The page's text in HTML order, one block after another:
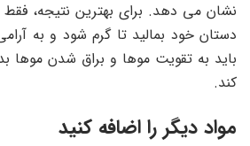
نشان می دهد. برای بهترین نتیجه، فقط
دستان خود بمالید تا گرم شود و به
باید به تقویت موها و براق شدن موها
کند.
مواد دیگر را اضافه کنید